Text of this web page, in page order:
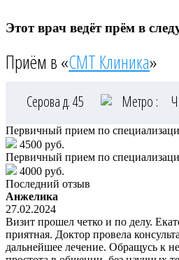
Этот врач ведёт прём в
Приём в «СМТ Клиника»
Серова д. 45 Метро :
Первичный прием по
4500 руб.
Первичный прием по
4000 руб.
Последний отзыв
Анжелика
27.02.2024
Визит прошел четко и по делу.
приятная. Доктор провела
дальнейшее лечение. Обращусь к